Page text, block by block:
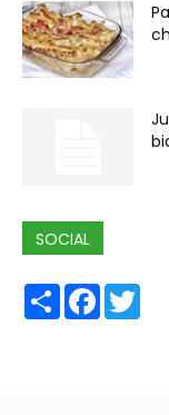
SOCIAL
ShareFacebook